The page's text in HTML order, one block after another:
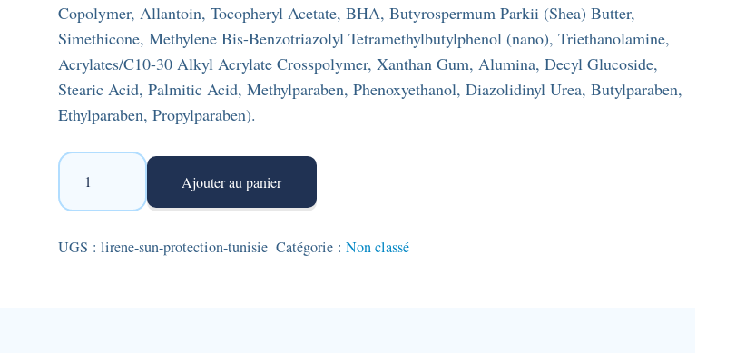
Copolymer, Allantoin, Tocopheryl Acetate, BHA, Butyrospermum Parkii (Shea) Butter,
Simethicone, Methylene Bis-Benzotriazolyl Tetramethylbutylphenol (nano), Triethanolamine,
Acrylates/C10-30 Alkyl Acrylate Crosspolymer, Xanthan Gum, Alumina, Decyl Glucoside,
Stearic Acid, Palmitic Acid, Methylparaben, Phenoxyethanol, Diazolidinyl Urea, Butylparaben,
Ethylparaben, Propylparaben).
quantité
Lirene
Sun
Ajouter au panier
UGS : lirene-sun-protection-tunisie Catégorie :Non classé